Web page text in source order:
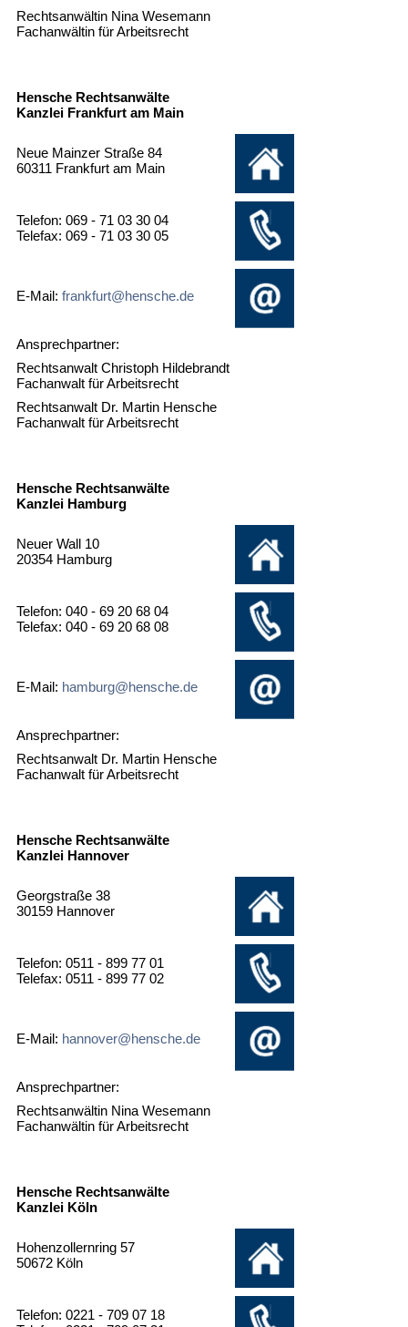
Rechtsanwältin Nina Wesemann
Fachanwältin für Arbeitsrecht
Hensche Rechtsanwälte
Kanzlei Frankfurt am Main
Neue Mainzer Straße 84
60311 Frankfurt am Main
Telefon: 069 - 71 03 30 04
Telefax: 069 - 71 03 30 05
E-Mail: frankfurt@hensche.de
Ansprechpartner:
Rechtsanwalt Christoph Hildebrandt
Fachanwalt für Arbeitsrecht
Rechtsanwalt Dr. Martin Hensche
Fachanwalt für Arbeitsrecht
Hensche Rechtsanwälte
Kanzlei Hamburg
Neuer Wall 10
20354 Hamburg
Telefon: 040 - 69 20 68 04
Telefax: 040 - 69 20 68 08
E-Mail: hamburg@hensche.de
Ansprechpartner:
Rechtsanwalt Dr. Martin Hensche
Fachanwalt für Arbeitsrecht
Hensche Rechtsanwälte
Kanzlei Hannover
Georgstraße 38
30159 Hannover
Telefon: 0511 - 899 77 01
Telefax: 0511 - 899 77 02
E-Mail: hannover@hensche.de
Ansprechpartner:
Rechtsanwältin Nina Wesemann
Fachanwältin für Arbeitsrecht
Hensche Rechtsanwälte
Kanzlei Köln
Hohenzollernring 57
50672 Köln
Telefon: 0221 - 709 07 18